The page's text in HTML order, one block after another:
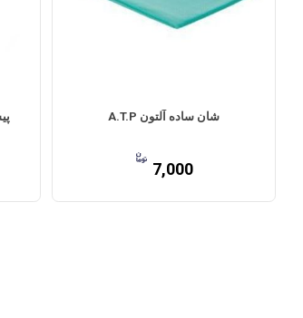
شان ساده آلتون A.T.P
7,000